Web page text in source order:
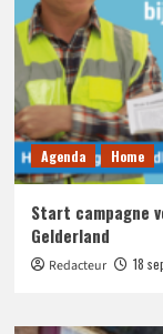
Agenda Home
Start campagne
Gelderland
Redacteur 18